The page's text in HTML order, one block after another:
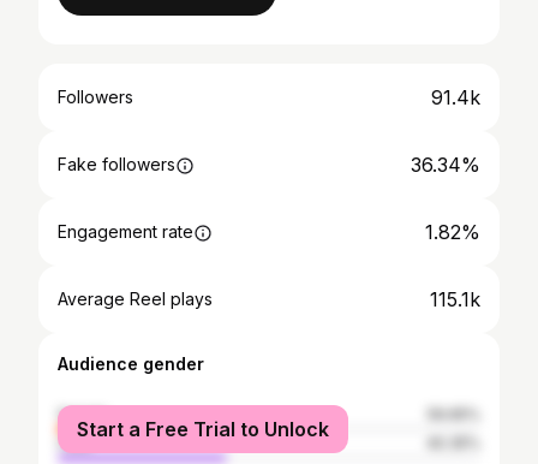
Followers 91.4k
Fake followers 36.34%
Engagement rate 1.82%
Average Reel plays 115.1k
Audience gender
female
male
Start a Free Trial to Unlock